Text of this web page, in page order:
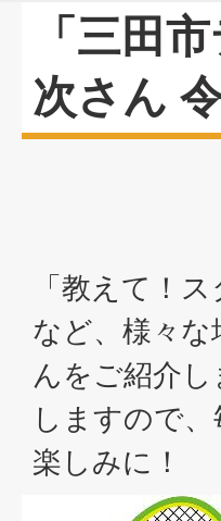
「三田
次さん
「教えて！
など、様々
んをご紹介
しますので
楽しみに！